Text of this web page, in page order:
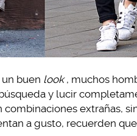
buen look , muchos
y lucir
combinaciones extrañas,
a gusto, recuerden